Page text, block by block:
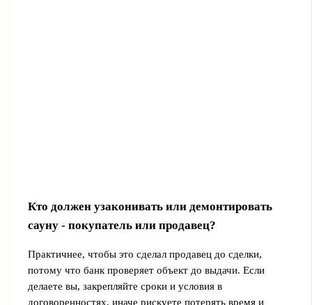
Кто должен узаконивать или демонтировать
сауну - покупатель или продавец?
Практичнее, чтобы это сделал продавец до сделки,
потому что банк проверяет объект до выдачи. Если
делаете вы, закрепляйте сроки и условия в
договоренностях, иначе рискуете потерять время и